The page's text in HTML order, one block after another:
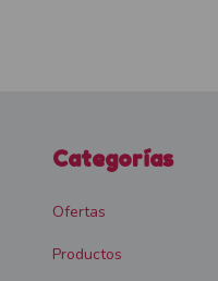
Categorías
Ofertas
Productos